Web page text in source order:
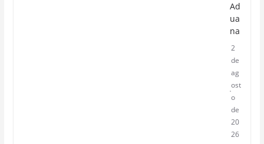
Ad
ua
na
2
de
ag
ost
o
de
20
26